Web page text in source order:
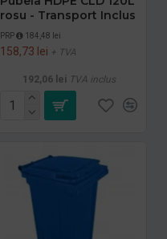
rosu - Transport Inclus
PRP 184,48 lei
158,73 lei + TVA
192,06 lei TVA inclus